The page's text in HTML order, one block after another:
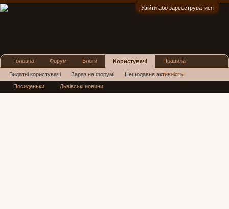
Увійти або зареєструватися
Головна Форум Блоги Користувачі
Видатні користувачі Зараз на форумі Нещодавня активність
Нові повідомлення профілю
Правила
Реклама
Посиденьки Львівські новини